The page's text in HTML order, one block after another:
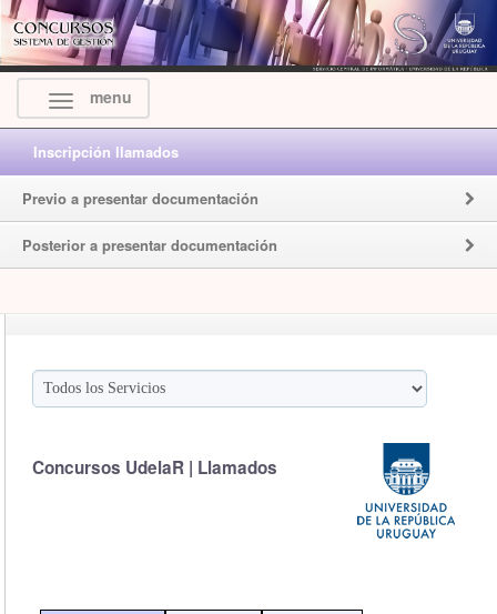
menu
Inscripción llamados
Previo a presentar documentación
Posterior a presentar documentación
Concursos UdelaR | Llamados